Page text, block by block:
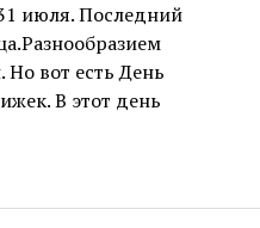
июля. Последний
Но вот есть День
В этот день